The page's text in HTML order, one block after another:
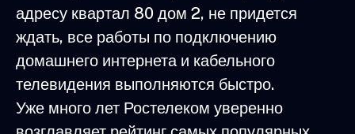
адресу квартал 80 дом 2, не придется
ждать, все работы по подключению
домашнего интернета и кабельного
телевидения выполняются быстро.
Уже много лет Ростелеком уверенно